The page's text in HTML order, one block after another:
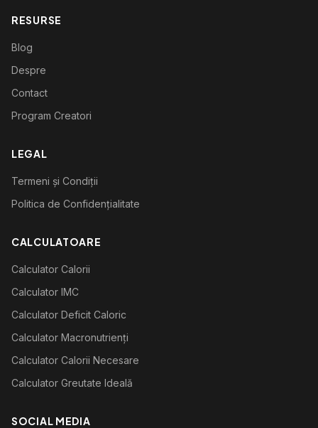
RESURSE
Blog
Despre
Contact
Program Creatori
LEGAL
Termeni și Condiții
Politica de Confidențialitate
CALCULATOARE
Calculator Calorii
Calculator IMC
Calculator Deficit Caloric
Calculator Macronutrienți
Calculator Calorii Necesare
Calculator Greutate Ideală
SOCIAL MEDIA